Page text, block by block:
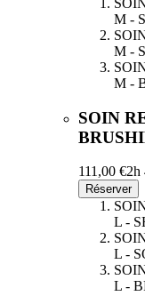
M -
M -
M -
SOIN
111,00 €2h
Réserver
L -
L -
L -